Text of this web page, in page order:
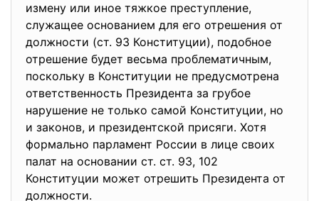
измену или иное тяжкое преступление,
служащее основанием для его отрешения от
должности (ст. 93 Конституции), подобное
отрешение будет весьма проблематичным,
поскольку в Конституции не предусмотрена
ответственность Президента за грубое
нарушение не только самой Конституции, но
и законов, и президентской присяги. Хотя
формально парламент России в лице своих
палат на основании ст. ст. 93, 102
Конституции может отрешить Президента от
должности.